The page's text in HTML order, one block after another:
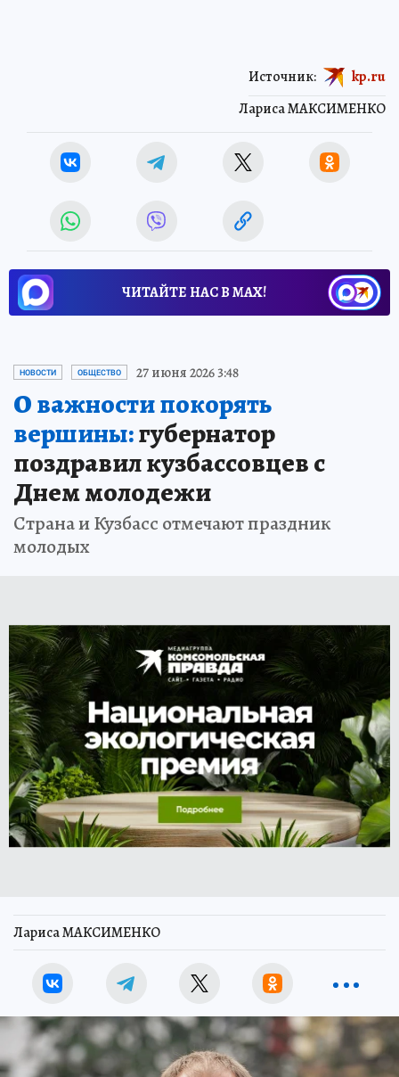
Лариса МАКСИМЕНКО
Источник: kp.ru
ЧИТАЙТЕ НАС В МАХ!
НОВОСТИ ОБЩЕСТВО 27 июня 2026 3:48
О важности покорять
вершины:губернатор
поздравил кузбассовцев с
Днем молодежи
Страна и Кузбасс отмечают праздник
молодых
Лариса МАКСИМЕНКО